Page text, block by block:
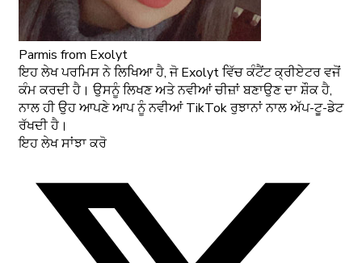
Parmis from Exolyt
ਇਹ ਲੇਖ ਪਰਮਿਸ ਨੇ ਲਿਖਿਆ ਹੈ, ਜੋ Exolyt ਵਿੱਚ ਕੰਟੈਂਟ ਕ੍ਰੀਏਟਰ ਵਜੋਂ
ਕੰਮ ਕਰਦੀ ਹੈ। ਉਸਨੂੰ ਲਿਖਣ ਅਤੇ ਨਵੀਆਂ ਚੀਜ਼ਾਂ ਬਣਾਉਣ ਦਾ ਸ਼ੌਕ ਹੈ,
ਨਾਲ ਹੀ ਉਹ ਆਪਣੇ ਆਪ ਨੂੰ ਨਵੀਆਂ TikTok ਰੁਝਾਨਾਂ ਨਾਲ ਅੱਪ-ਟੂ-ਡੇਟ
ਰੱਖਦੀ ਹੈ।
ਇਹ ਲੇਖ ਸਾਂਝਾ ਕਰੋ